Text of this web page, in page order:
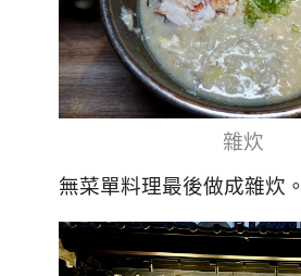
雜炊
無菜單料理最後做成雜炊。